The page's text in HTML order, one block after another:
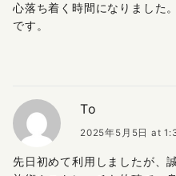
心落ち着く時間になりました
です。
To
2025年5月5日 at
先日初めて利用しましたが、